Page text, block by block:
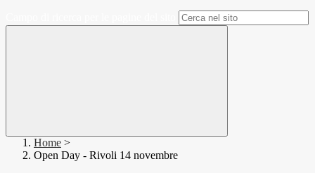
Home >
Open Day - Rivoli 14 novembre